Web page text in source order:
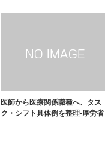
医師から医療関係職種へ、タス
ク・シフト具体例を整理-厚労省